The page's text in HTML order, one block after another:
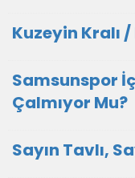
Kuzeyin Kralı
Samsunspor
Çalmıyor Mu?
Sayın Tavlı,